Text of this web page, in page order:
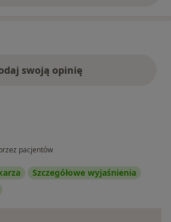
swoją opinię
pacjentów
Szczegółowe wyjaśnienia